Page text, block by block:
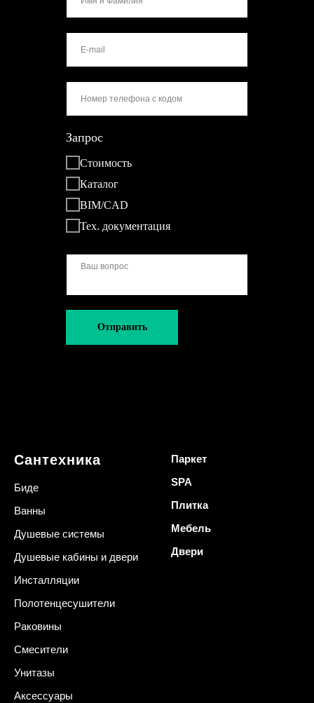
Запрос
Стоимость
Каталог
BIM/CAD
Тех. документация
Отправить
Сантехника
Биде
Ванны
Душевые системы
Душевые кабины и двери
Инсталляции
Полотенцесушители
Раковины
Смесители
Унитазы
Аксессуары
Паркет
SPA
Плитка
Мебель
Двери